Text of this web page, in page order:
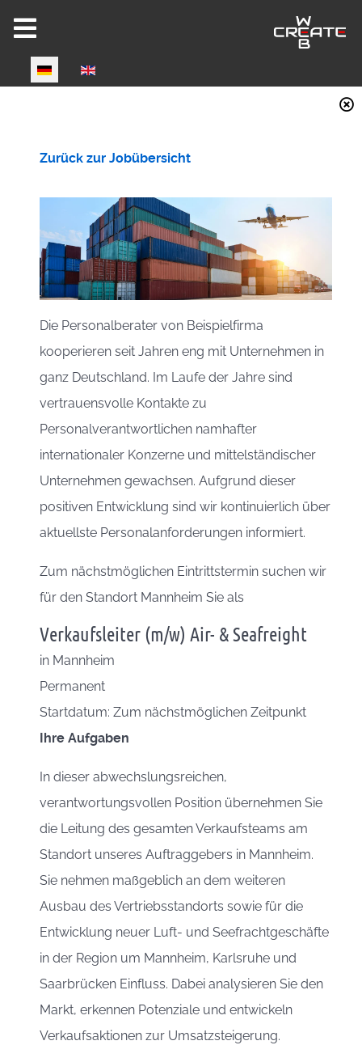
Select your language
CW-HIRE DEMO
Joomla 6 ready!
Zurück zur Jobübersicht
Die Personalberater von Beispielfirma
kooperieren seit Jahren eng mit Unternehmen in
ganz Deutschland. Im Laufe der Jahre sind
vertrauensvolle Kontakte zu
Personalverantwortlichen namhafter
internationaler Konzerne und mittelständischer
Unternehmen gewachsen. Aufgrund dieser
positiven Entwicklung sind wir kontinuierlich über
aktuellste Personalanforderungen informiert.
Zum nächstmöglichen Eintrittstermin suchen wir
für den Standort Mannheim Sie als
Verkaufsleiter (m/w) Air- & Seafreight
in Mannheim
Permanent
Startdatum: Zum nächstmöglichen Zeitpunkt
Ihre Aufgaben
In dieser abwechslungsreichen,
verantwortungsvollen Position übernehmen Sie
die Leitung des gesamten Verkaufsteams am
Standort unseres Auftraggebers in Mannheim.
Sie nehmen maßgeblich an dem weiteren
Ausbau des Vertriebsstandorts sowie für die
Entwicklung neuer Luft- und Seefrachtgeschäfte
in der Region um Mannheim, Karlsruhe und
Saarbrücken Einfluss. Dabei analysieren Sie den
Markt, erkennen Potenziale und entwickeln
Verkaufsaktionen zur Umsatzsteigerung.